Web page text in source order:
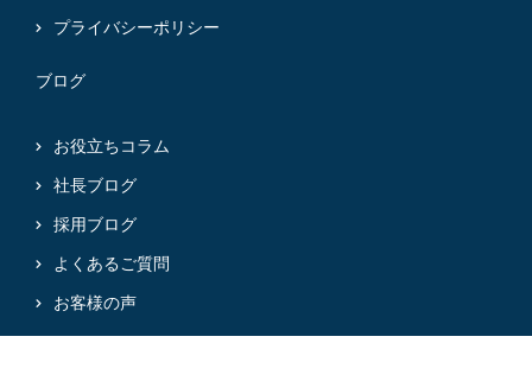
プライバシーポリシー
ブログ
お役立ちコラム
社長ブログ
採用ブログ
よくあるご質問
お客様の声